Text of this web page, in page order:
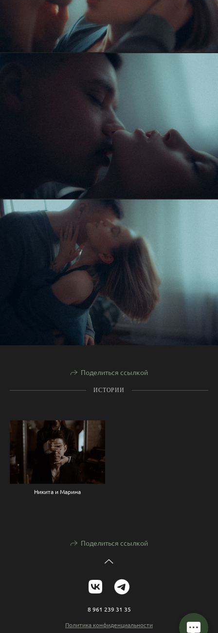
Поделиться ссылкой
ИСТОРИИ
Никита и Марина
Поделиться ссылкой
8 961 239 31 35
Политика конфиденциальности